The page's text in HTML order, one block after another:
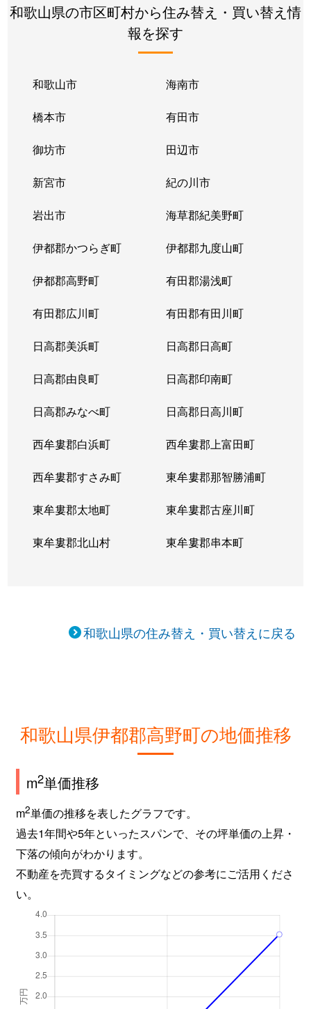
和歌山県の市区町村から住み替え・買い替え情
報を探す
和歌山市 海南市
橋本市 有田市
御坊市 田辺市
新宮市 紀の川市
岩出市 海草郡紀美野町
伊都郡かつらぎ町 伊都郡九度山町
伊都郡高野町 有田郡湯浅町
有田郡広川町 有田郡有田川町
日高郡美浜町 日高郡日高町
日高郡由良町 日高郡印南町
日高郡みなべ町 日高郡日高川町
西牟婁郡白浜町 西牟婁郡上富田町
西牟婁郡すさみ町 東牟婁郡那智勝浦町
東牟婁郡太地町 東牟婁郡古座川町
東牟婁郡北山村 東牟婁郡串本町
和歌山県の住み替え・買い替えに戻る
和歌山県伊都郡高野町の地価推移
m2単価推移
m2単価の推移を表したグラフです。
過去1年間や5年といったスパンで、その坪単価の上昇・
下落の傾向がわかります。
不動産を売買するタイミングなどの参考にご活用くださ
い。